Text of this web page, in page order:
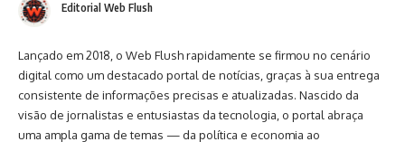
Editorial Web Flush
Lançado em 2018, o Web Flush rapidamente se firmou no cenário
digital como um destacado portal de notícias, graças à sua entrega
consistente de informações precisas e atualizadas. Nascido da
visão de jornalistas e entusiastas da tecnologia, o portal abraça
uma ampla gama de temas — da política e economia ao